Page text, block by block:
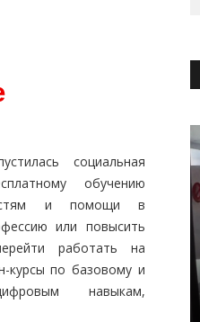
социальная
обучению
и помощи в
или повысить
работать на
курсы по базовому и
навыкам,